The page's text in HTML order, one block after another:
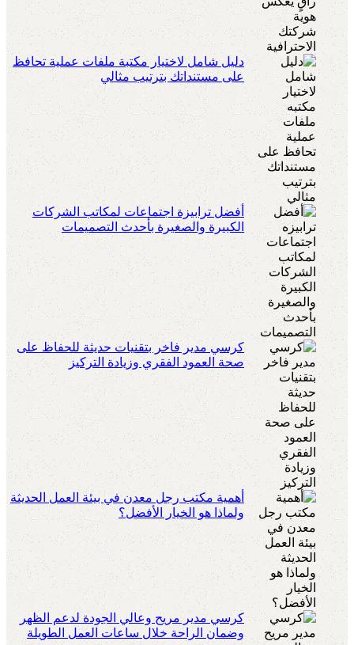
دليل شامل لاختيار مكتبة ملفات عملية تحافظ
على مستنداتك بترتيب مثالي
أفضل ترابيزة اجتماعات لمكاتب الشركات
الكبيرة والصغيرة بأحدث التصميمات
كرسي مدير فاخر بتقنيات حديثة للحفاظ على
صحة العمود الفقري وزيادة التركيز
أهمية مكتب رجل معدن في بيئة العمل الحديثة
ولماذا هو الخيار الأفضل؟
كرسي مدير مريح وعالي الجودة لدعم الظهر
وضمان الراحة خلال ساعات العمل الطويلة